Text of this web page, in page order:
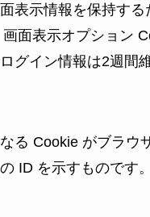
表示情報を保持す
面表示オプション
グイン情報は2週間
る Cookie がブラウ
ID を示すものです